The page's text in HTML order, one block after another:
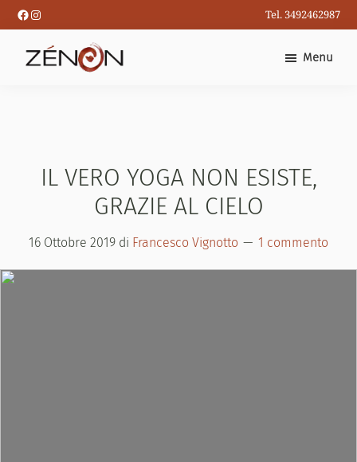
Passa
al
contenuto
Facebook
Instagram Tel. 3492462987
Menu
IL VERO YOGA NON ESISTE,
GRAZIE AL CIELO
16 Ottobre 2019 di Francesco Vignotto 1 commento